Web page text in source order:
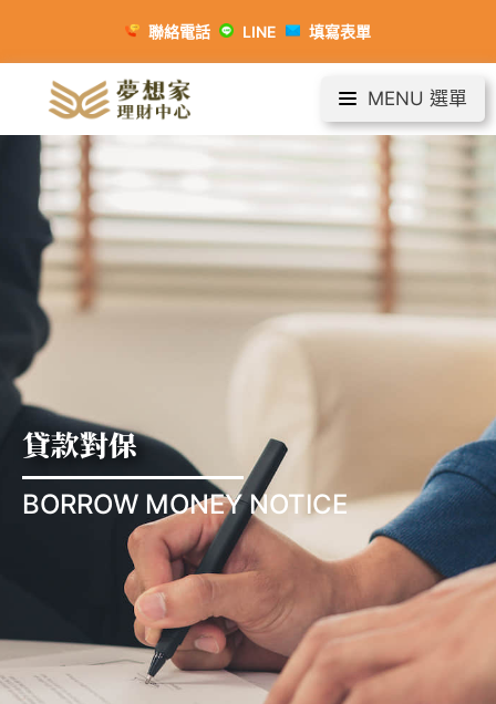
聯絡電話 LINE 填寫表單
MENU 選單
貸款對保
BORROW MONEY NOTICE